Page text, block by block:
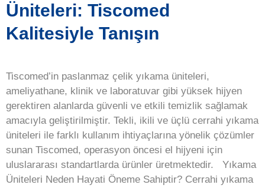
Üniteleri: Tiscomed
Kalitesiyle Tanışın
Tiscomed’in paslanmaz çelik yıkama üniteleri,
ameliyathane, klinik ve laboratuvar gibi yüksek hijyen
gerektiren alanlarda güvenli ve etkili temizlik sağlamak
amacıyla geliştirilmiştir. Tekli, ikili ve üçlü cerrahi yıkama
üniteleri ile farklı kullanım ihtiyaçlarına yönelik çözümler
sunan Tiscomed, operasyon öncesi el hijyeni için
uluslararası standartlarda ürünler üretmektedir. Yıkama
Üniteleri Neden Hayati Öneme Sahiptir? Cerrahi yıkama